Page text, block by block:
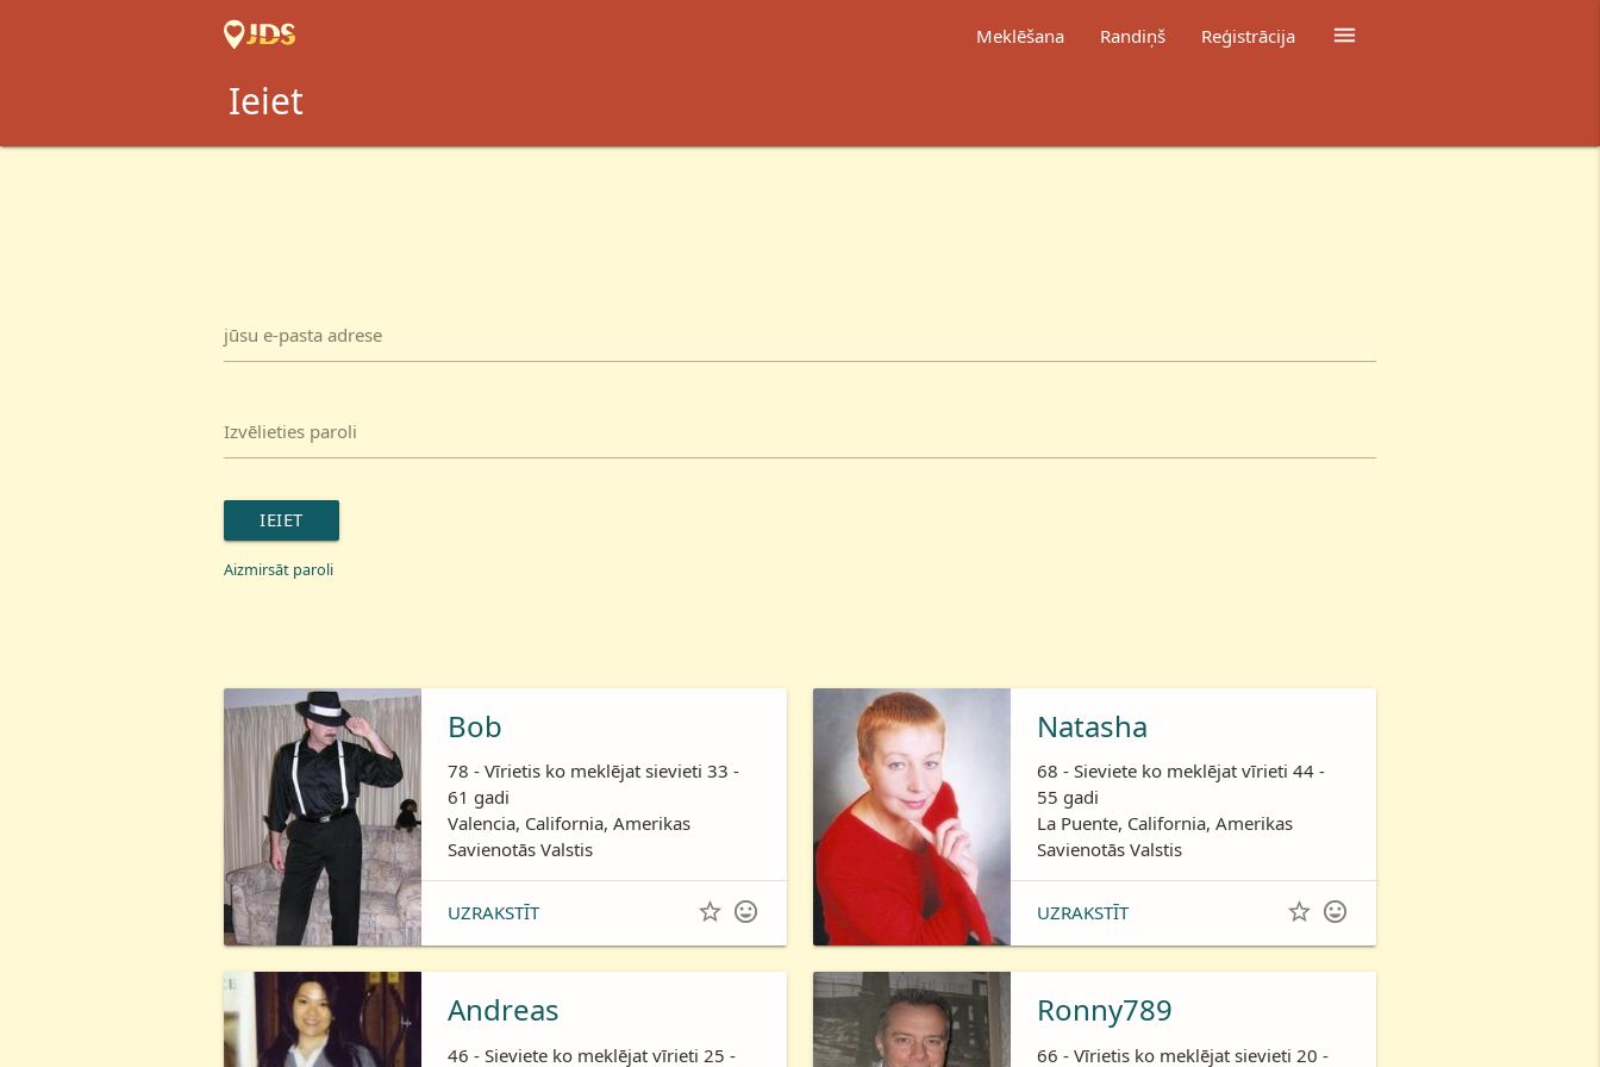

Meklēšana Randiņš Reģistrācija
Ieiet
jūsu e-pasta adrese
Izvēlieties paroli
IEIET
Aizmirsāt paroli
Bob
78 - Vīrietis ko meklējat sievieti 33 -
61 gadi
Valencia, California, Amerikas
Savienotās Valstis
UZRAKSTĪT  
Natasha
68 - Sieviete ko meklējat vīrieti 44 -
55 gadi
La Puente, California, Amerikas
Savienotās Valstis
UZRAKSTĪT  
Andreas
46 - Sieviete ko meklējat vīrieti 25 -
Ronny789
66 - Vīrietis ko meklējat sievieti 20 -